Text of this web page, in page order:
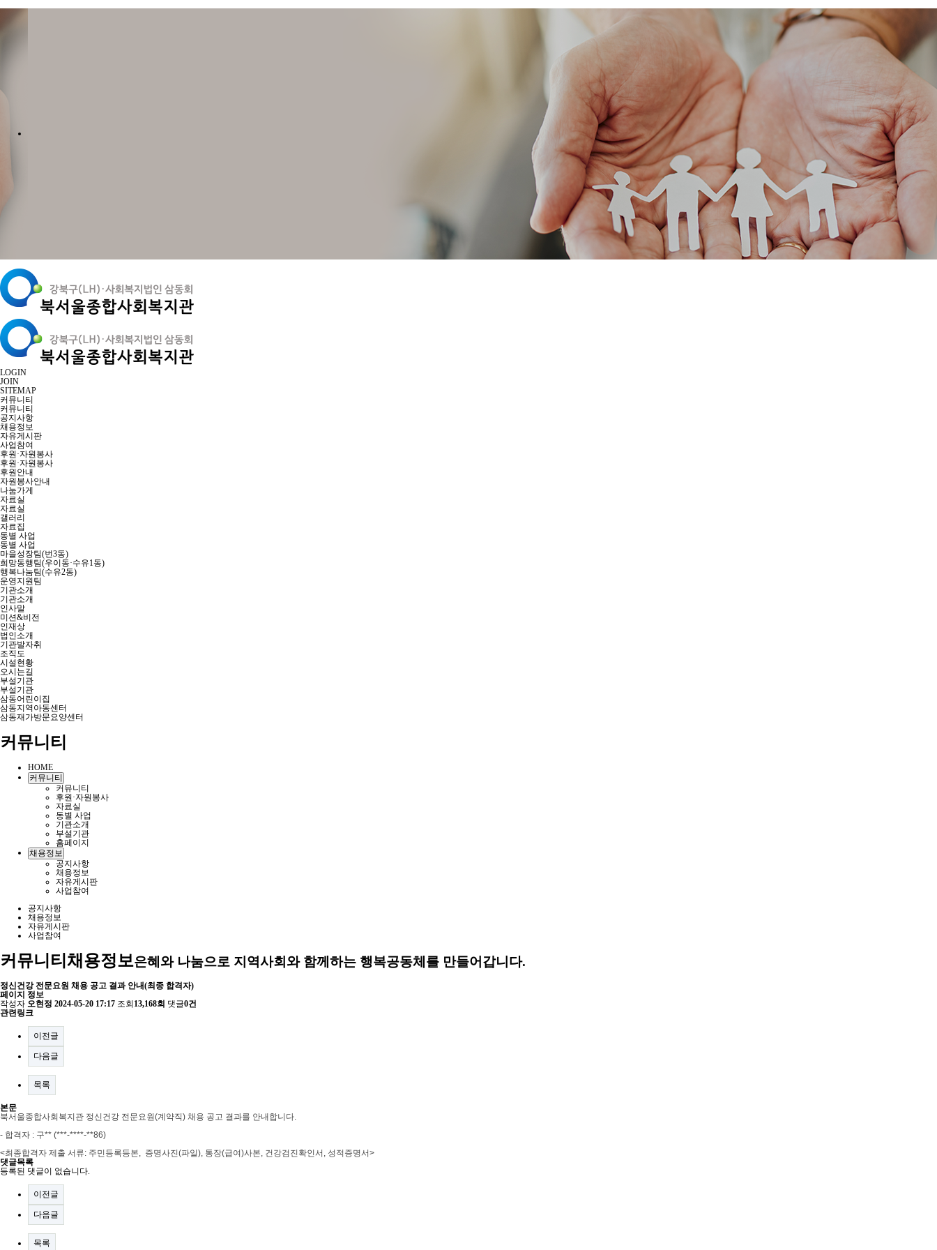
LOGIN
JOIN
SITEMAP
커뮤니티
커뮤니티
공지사항
채용정보
자유게시판
사업참여
후원·자원봉사
후원·자원봉사
후원안내
자원봉사안내
나눔가게
자료실
자료실
갤러리
자료집
동별 사업
동별 사업
마을성장팀(번3동)
희망동행팀(우이동·수유1동)
행복나눔팀(수유2동)
운영지원팀
기관소개
기관소개
인사말
미션&비전
인재상
법인소개
기관발자취
조직도
시설현황
오시는길
부설기관
부설기관
삼동어린이집
삼동지역아동센터
삼동재가방문요양센터
커뮤니티
HOME
커뮤니티
커뮤니티
후원·자원봉사
자료실
동별 사업
기관소개
부설기관
홈페이지
채용정보
공지사항
채용정보
자유게시판
사업참여
공지사항
채용정보
자유게시판
사업참여
커뮤니티 채용정보은혜와 나눔으로 지역사회와 함께하는 행복공동체를 만들어갑니다.
정신건강 전문요원 채용 공고 결과 안내(최종 합격자)
페이지 정보
작성자 오현정 2024-05-20 17:17 조회 13,168회 댓글0건
관련링크
이전글
다음글
목록
본문
북서울종합사회복지관 정신건강 전문요원(계약직) 채용 공고 결과를 안내합니다.
- 합격자 : 구** (***-****-**86)
<최종합격자 제출 서류: 주민등록등본, 증명사진(파일), 통장(급여)사본, 건강검진확인서 , 성적증명서>
댓글목록
등록된 댓글이 없습니다.
이전글
다음글
목록